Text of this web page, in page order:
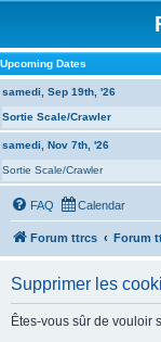
Upcoming Dates
samedi, Sep 19th, '26
Sortie Scale/Crawler
samedi, Nov 7th, '26
Sortie Scale/Crawler
FAQ Calendar
Forum ttrcs Forum
Supprimer les
Êtes-vous sûr de vouloir